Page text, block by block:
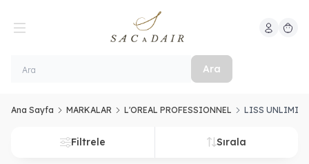
Ara
Hesabım
Ana Sayfa MARKALAR L'OREAL PROFESSIONNEL LISS
Filtrele Sırala